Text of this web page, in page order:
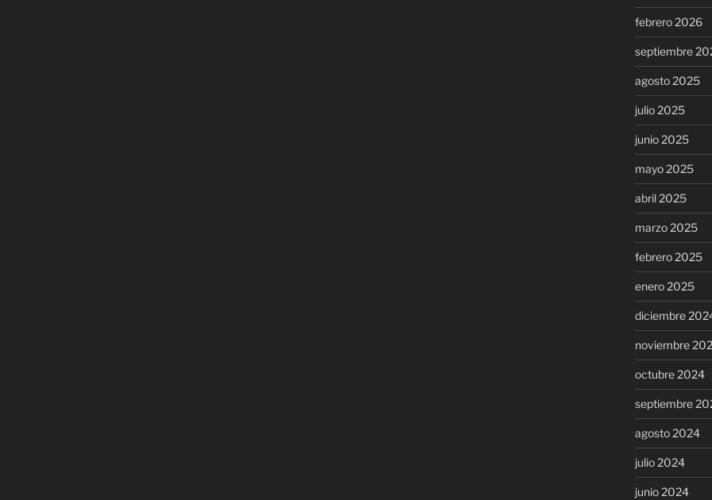
febrero 2026
septiembre
agosto 2025
julio 2025
junio 2025
mayo 2025
abril 2025
marzo 2025
febrero 2025
enero 2025
diciembre
noviembre
octubre 2024
septiembre
agosto 2024
julio 2024
junio 2024